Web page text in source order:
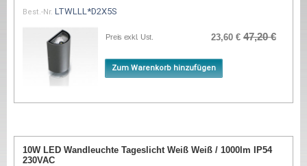
Best.-Nr. LTWLLL*D2X5S
Preis exkl. Ust. 23,60 € 47,20 €
Zum Warenkorb hinzufügen
10W LED Wandleuchte Tageslicht Weiß Weiß / 1000lm IP54
230VAC